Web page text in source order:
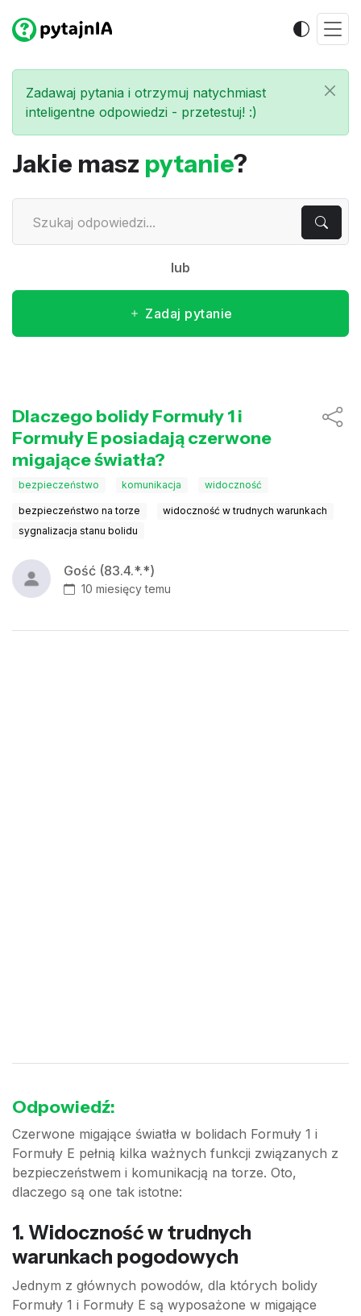
Zadawaj pytania i otrzymuj natychmiast
inteligentne odpowiedzi - przetestuj! :)
Jakie masz pytanie?
lub
Zadaj pytanie
Dlaczego bolidy Formuły 1 i
Formuły E posiadają czerwone
migające światła?
bezpieczeństwo komunikacja widoczność
bezpieczeństwo na torze
widoczność w trudnych warunkach
sygnalizacja stanu bolidu
Gość (83.4.*.*)
10 miesięcy temu
Odpowiedź:
Czerwone migające światła w bolidach Formuły 1 i
Formuły E pełnią kilka ważnych funkcji związanych z
bezpieczeństwem i komunikacją na torze. Oto,
dlaczego są one tak istotne:
1. Widoczność w trudnych
warunkach pogodowych
Jednym z głównych powodów, dla których bolidy
Formuły 1 i Formuły E są wyposażone w migające